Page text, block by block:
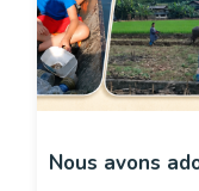
Nous avons